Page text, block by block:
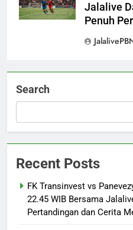
Jalalive
Penuh
Search
Recent Posts
FK Transinvest vs
22.45 WIB Bersama
Pertandingan dan Cerita